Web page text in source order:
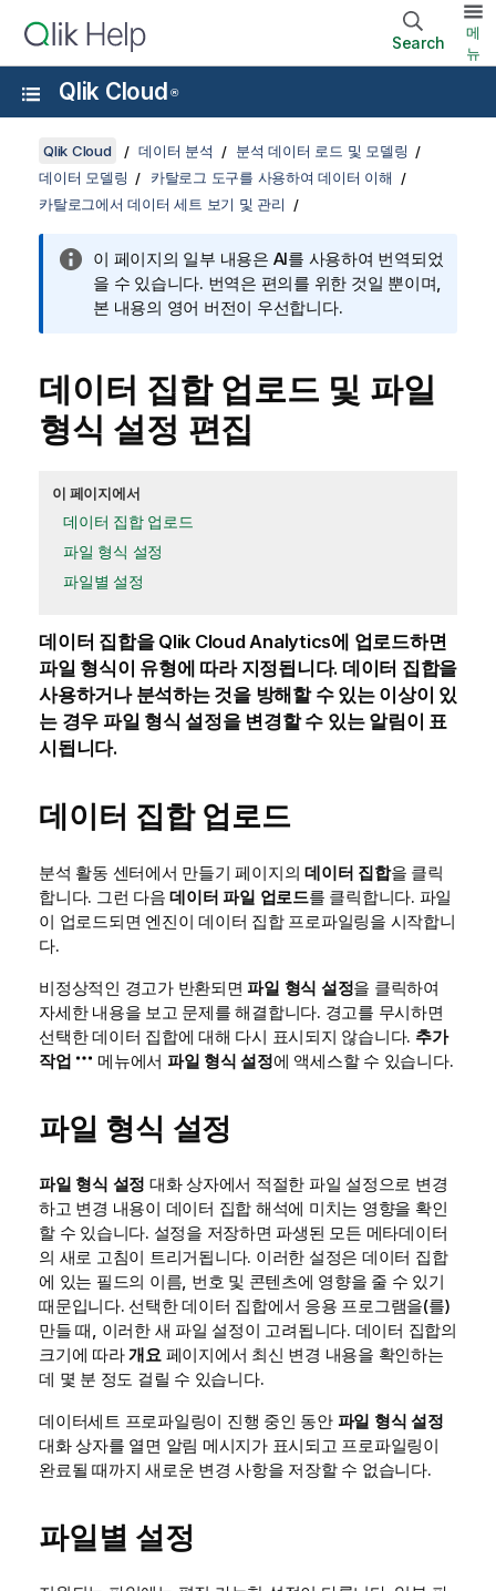
Search
메
뉴
Qlik Cloud ®
Qlik Cloud 데이터 분석
분석 데이터 로드 및 모델링
데이터 모델링
카탈로그 도구를 사용하여 데이터 이해
카탈로그에서 데이터 세트 보기 및 관리
이 페이지의 일부 내용은 AI를 사용하여 번역되었
을 수 있습니다. 번역은 편의를 위한 것일 뿐이며,
본 내용의 영어 버전이 우선합니다.
데이터 집합 업로드 및 파일
형식 설정 편집
이 페이지에서
데이터 집합 업로드
파일 형식 설정
파일별 설정
데이터 집합을 Qlik Cloud Analytics에 업로드하면
파일 형식이 유형에 따라 지정됩니다. 데이터 집합을
사용하거나 분석하는 것을 방해할 수 있는 이상이 있
는 경우 파일 형식 설정을 변경할 수 있는 알림이 표
시됩니다.
데이터 집합 업로드
분석 활동 센터에서 만들기 페이지의 데이터 집합을 클릭
합니다. 그런 다음데이터 파일 업로드를 클릭합니다. 파일
이 업로드되면 엔진이 데이터 집합 프로파일링을 시작합니
다.
비정상적인 경고가 반환되면파일 형식 설정을 클릭하여
자세한 내용을 보고 문제를 해결합니다. 경고를 무시하면
선택한 데이터 집합에 대해 다시 표시되지 않습니다. 추가
작업
메뉴에서 파일 형식 설정에 액세스할 수 있습니다.
파일 형식 설정
파일 형식 설정 대화 상자에서 적절한 파일 설정으로 변경
하고 변경 내용이 데이터 집합 해석에 미치는 영향을 확인
할 수 있습니다. 설정을 저장하면 파생된 모든 메타데이터
의 새로 고침이 트리거됩니다. 이러한 설정은 데이터 집합
에 있는 필드의 이름, 번호 및 콘텐츠에 영향을 줄 수 있기
때문입니다. 선택한 데이터 집합에서 응용 프로그램을(를)
만들 때, 이러한 새 파일 설정이 고려됩니다. 데이터 집합의
크기에 따라개요페이지에서 최신 변경 내용을 확인하는
데 몇 분 정도 걸릴 수 있습니다.
데이터세트 프로파일링이 진행 중인 동안 파일 형식 설정
대화 상자를 열면 알림 메시지가 표시되고 프로파일링이
완료될 때까지 새로운 변경 사항을 저장할 수 없습니다.
파일별 설정